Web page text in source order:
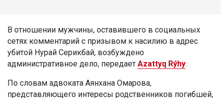
В отношении мужчины, оставившего в социальных
сетях комментарий с призывом к насилию в адрес
убитой Нурай Серикбай, возбуждено
административное дело, передает Azattyq Rýhy.
По словам адвоката Аянхана Омарова,
представляющего интересы родственников погибшей,